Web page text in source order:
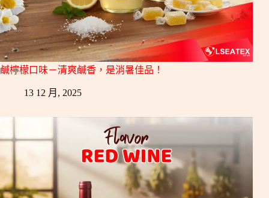
鹹檸檬口味－清爽鹹香，是消暑佳品！
13 12 月, 2025